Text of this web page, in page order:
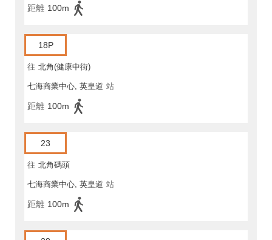
距離 100m
18P
往 北角(健康中街)
七海商業中心, 英皇道 站
距離 100m
23
往 北角碼頭
七海商業中心, 英皇道 站
距離 100m